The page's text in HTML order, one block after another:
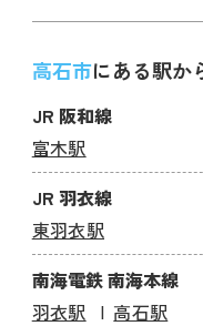
高石市にある駅か
JR 阪和線
富木駅
JR 羽衣線
東羽衣駅
南海電鉄 南海本線
羽衣駅
高石駅